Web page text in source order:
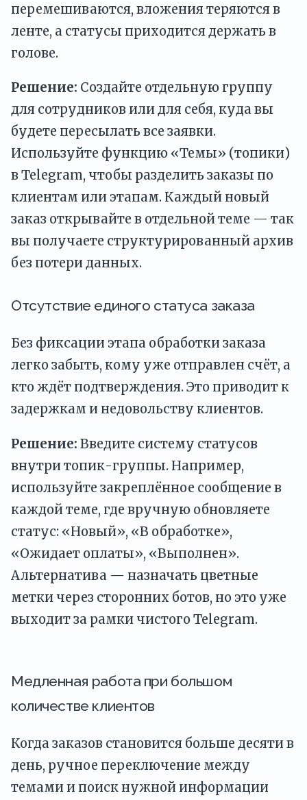
перемешиваются, вложения теряются в
ленте, а статусы приходится держать в
голове.
Решение: Создайте отдельную группу
для сотрудников или для себя, куда вы
будете пересылать все заявки.
Используйте функцию «Темы» (топики)
в Telegram, чтобы разделить заказы по
клиентам или этапам. Каждый новый
заказ открывайте в отдельной теме — так
вы получаете структурированный архив
без потери данных.
Отсутствие единого статуса заказа
Без фиксации этапа обработки заказа
легко забыть, кому уже отправлен счёт, а
кто ждёт подтверждения. Это приводит к
задержкам и недовольству клиентов.
Решение: Введите систему статусов
внутри топик-группы. Например,
используйте закреплённое сообщение в
каждой теме, где вручную обновляете
статус: «Новый», «В обработке»,
«Ожидает оплаты», «Выполнен».
Альтернатива — назначать цветные
метки через сторонних ботов, но это уже
выходит за рамки чистого Telegram.
Медленная работа при большом
количестве клиентов
Когда заказов становится больше десяти в
день, ручное переключение между
темами и поиск нужной информации